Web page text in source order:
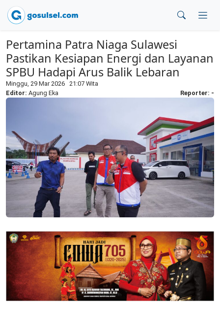
Pertamina Patra Niaga Sulawesi
Pastikan Kesiapan Energi dan Layanan
SPBU Hadapi Arus Balik Lebaran
Minggu, 29 Mar 2026 21:07 Wita
Editor: Agung Eka Reporter: -